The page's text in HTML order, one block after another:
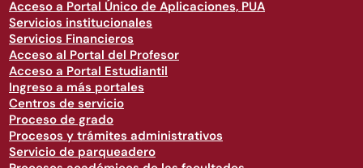
Acceso a Portal Único de Aplicaciones, PUA
Servicios institucionales
Servicios Financieros
Acceso al Portal del Profesor
Acceso a Portal Estudiantil
Ingreso a más portales
Centros de servicio
Proceso de grado
Procesos y trámites administrativos
Servicio de parqueadero